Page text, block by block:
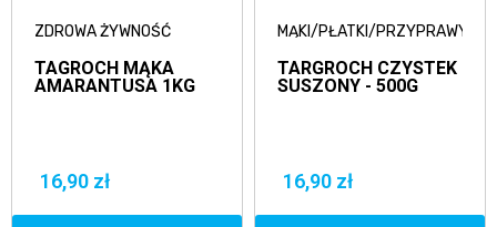
ZDROWA ŻYWNOŚĆ
TAGROCH MĄKA
AMARANTUSA 1KG
16,90 zł
MĄKI/PŁATKI/PRZYPRAWY
TARGROCH CZYSTEK
SUSZONY - 500G
16,90 zł